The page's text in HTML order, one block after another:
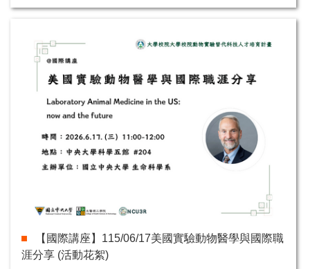
【國際講座】115/06/17美國實驗動物醫學與國際職
涯分享 (活動花絮)